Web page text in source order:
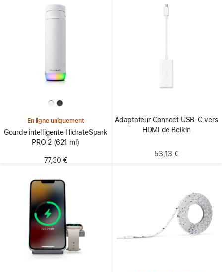
En ligne uniquement
Gourde intelligente HidrateSpark
PRO 2 (621 ml)
77,30 €
Adaptateur Connect USB-C vers
HDMI de Belkin
53,13 €